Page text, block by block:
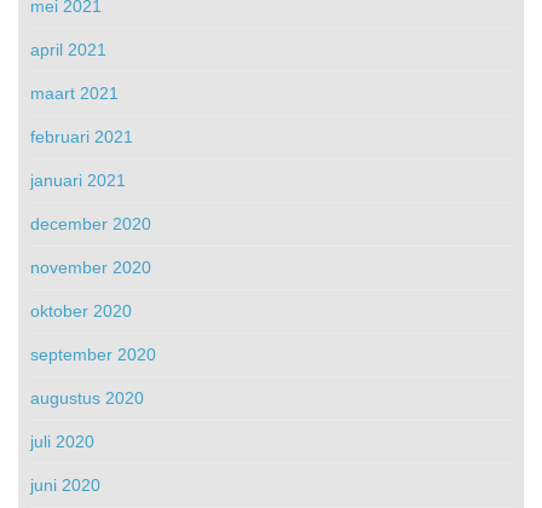
mei 2021
april 2021
maart 2021
februari 2021
januari 2021
december 2020
november 2020
oktober 2020
september 2020
augustus 2020
juli 2020
juni 2020